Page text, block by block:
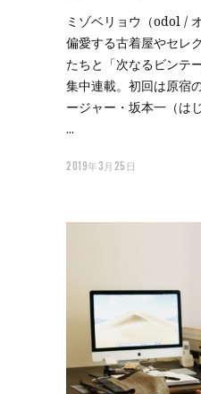
ミゾベリョウ（odol /
偏愛する古着屋やセレ
たちと「次なるビンテ
集中連載。初回は原宿
ージャー・坂本一（は
2019年3月25日